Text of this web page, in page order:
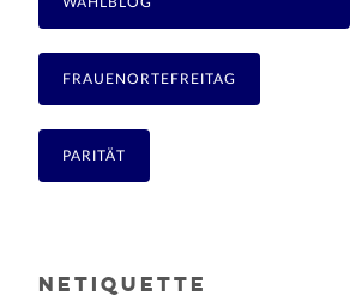
FRAUENORTEFREITAG
PARITÄT
NETIQUETTE